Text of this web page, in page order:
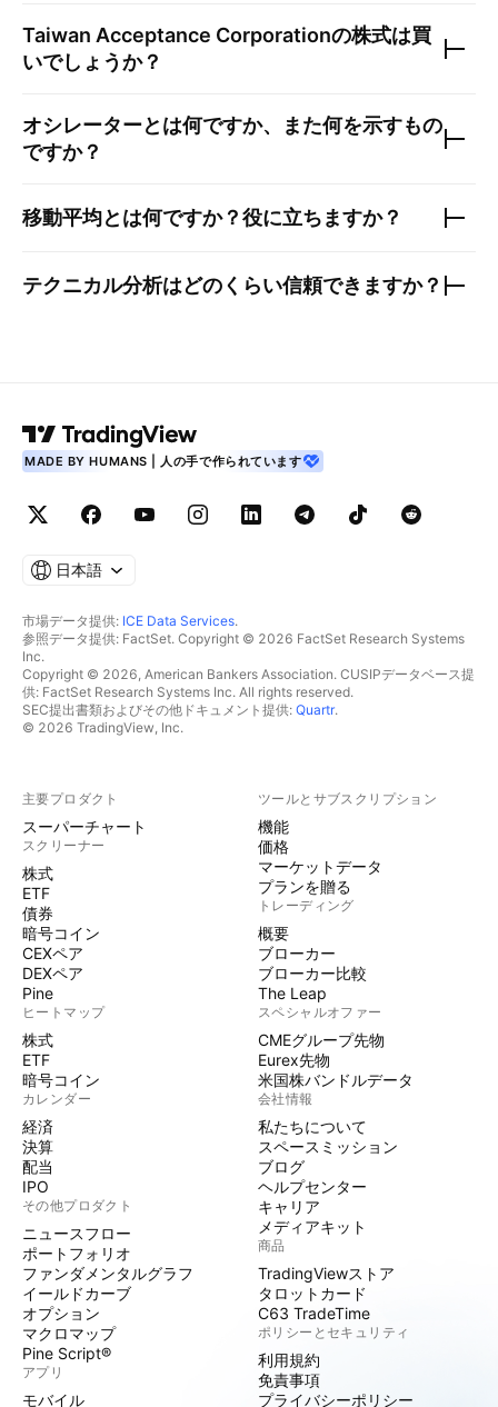
Taiwan Acceptance Corporationの株式は買
いでしょうか？
オシレーターとは何ですか、また何を示すもの
ですか？
移動平均とは何ですか？役に立ちますか？
テクニカル分析はどのくらい信頼できますか？
MADE BY HUMANS | 人の手で作られています
日本語
市場データ提供: ICE Data Services.
参照データ提供: FactSet. Copyright © 2026 FactSet Research Systems
Inc.
Copyright © 2026, American Bankers Association. CUSIPデータベース提
供: FactSet Research Systems Inc. All rights reserved.
SEC提出書類およびその他ドキュメント提供: Quartr.
© 2026 TradingView, Inc.
主要プロダクト
スーパーチャート
スクリーナー
株式
ETF
債券
暗号コイン
CEXペア
DEXペア
Pine
ヒートマップ
株式
ETF
暗号コイン
カレンダー
経済
決算
配当
IPO
その他プロダクト
ニュースフロー
ポートフォリオ
ファンダメンタルグラフ
イールドカーブ
オプション
マクロマップ
Pine Script®
アプリ
モバイル
ツールとサブスクリプション
機能
価格
マーケットデータ
プランを贈る
トレーディング
概要
ブローカー
ブローカー比較
The Leap
スペシャルオファー
CMEグループ先物
Eurex先物
米国株バンドルデータ
会社情報
私たちについて
スペースミッション
ブログ
ヘルプセンター
キャリア
メディアキット
商品
TradingViewストア
タロットカード
C63 TradeTime
ポリシーとセキュリティ
利用規約
免責事項
プライバシーポリシー